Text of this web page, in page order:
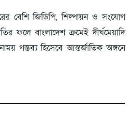
বেশি জিডিপি, শিল্পায়ন ও সংযোগ
ফলে বাংলাদেশ ক্রমেই দীর্ঘমেয়াদি
গন্তব্য হিসেবে আন্তর্জাতিক অঙ্গনে